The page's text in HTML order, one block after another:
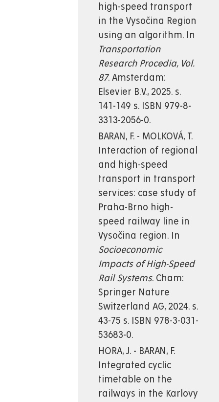
high-speed transport
in the Vysočina Region
using an algorithm. In
Transportation
Research Procedia, Vol.
87. Amsterdam:
Elsevier B.V., 2025. s.
141-149 s. ISBN 979-8-
3313-2056-0.
BARAN, F. - MOLKOVÁ, T.
Interaction of regional
and high-speed
transport in transport
services: case study of
Praha-Brno high-
speed railway line in
Vysočina region. In
Socioeconomic
Impacts of High-Speed
Rail Systems. Cham:
Springer Nature
Switzerland AG, 2024. s.
43-75 s. ISBN 978-3-031-
53683-0.
HORA, J. - BARAN, F.
Integrated cyclic
timetable on the
railways in the Karlovy